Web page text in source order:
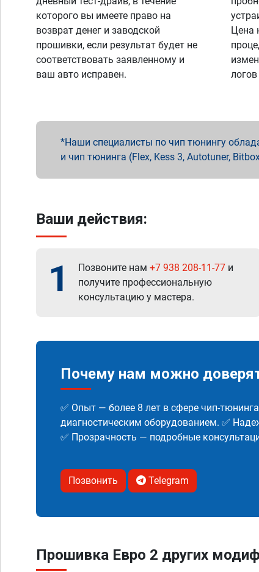
которого вы имеете право на
возврат денег и заводской
прошивки, если результат будет не
соответствовать заявленному и
ваш авто исправен.
Цена
Наши специалисты по чип тюнингу
и чип тюнинга (Flex, Kess 3, Autotuner,
Ваши действия:
1 Позвоните нам +7 938 208-11-77 и
получите профессиональную
консультацию у мастера.
Почему нам можно
✅ Опыт — более 8 лет в сфере чип-
диагностическим оборудованием. ✅
✅ Прозрачность — подробные
Позвонить Telegram
Прошивка Евро 2 других